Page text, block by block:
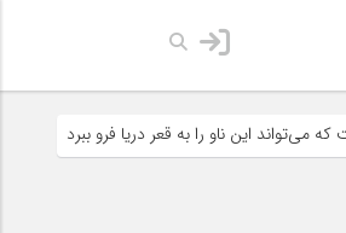
به قعر دریا فرو ببرد آمریکا می‌خواهد